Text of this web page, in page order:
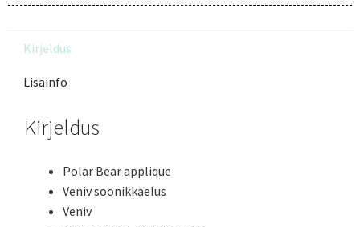
Kirjeldus
Lisainfo
Kirjeldus
Polar Bear applique
Veniv soonikkaelus
Veniv